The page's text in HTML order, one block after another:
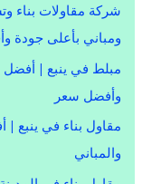
شركة مقاولات بناء
ومباني بأعلى جودة
مبلط في ينبع | أفضل
وأفضل سعر
مقاول بناء في ينبع
والمباني